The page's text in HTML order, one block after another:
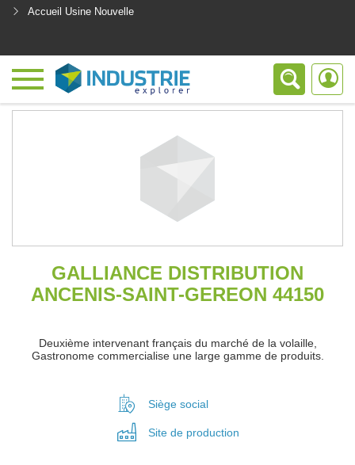
Accueil Usine Nouvelle
GALLIANCE DISTRIBUTION
ANCENIS-SAINT-GEREON 44150
Deuxième intervenant français du marché de la volaille,
Gastronome commercialise une large gamme de produits.
Siège social
Site de production